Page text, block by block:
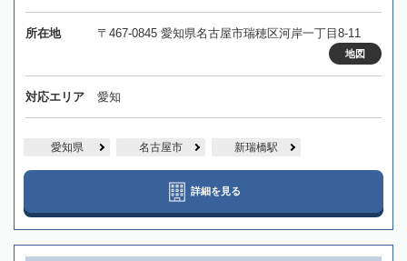
所在地 〒467-0845 愛知県名古屋市瑞穂区河岸一丁目8-11
地図
対応エリア 愛知
愛知県 名古屋市 新瑞橋駅
詳細を見る